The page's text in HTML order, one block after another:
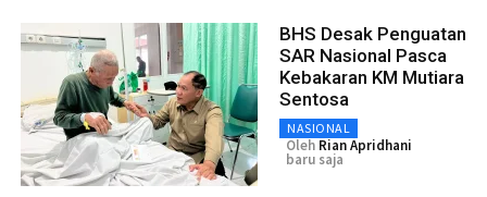
BHS Desak Penguatan
SAR Nasional Pasca
Kebakaran KM Mutiara
Sentosa
NASIONAL
Oleh Rian Apridhani
baru saja